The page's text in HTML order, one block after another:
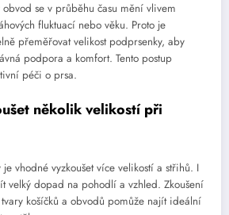
se v průběhu času mění vlivem
fluktuací nebo věku. Proto je
přeměřovat velikost podprsenky, aby
podpora a komfort. Tento postup
péči o prsa.
několik velikostí při
vhodné vyzkoušet více velikostí a střihů. I
velký dopad na pohodlí a vzhled. Zkoušení
košíčků a obvodů pomůže najít ideální